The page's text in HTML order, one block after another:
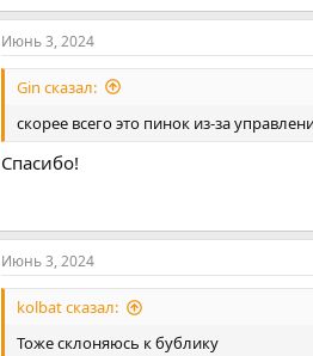
Июнь 3, 2024
Gin сказал:
скорее всего это пинок из-за
Спасибо!
Июнь 3, 2024
kolbat сказал:
Тоже склоняюсь к бублику